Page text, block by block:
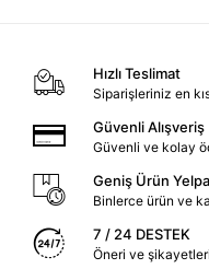
Hızlı Teslimat
Siparişleriniz en
Güvenli Alışveriş
Güvenli ve kolay
Geniş Ürün
Binlerce ürün ve
7 / 24 DESTEK
Öneri ve